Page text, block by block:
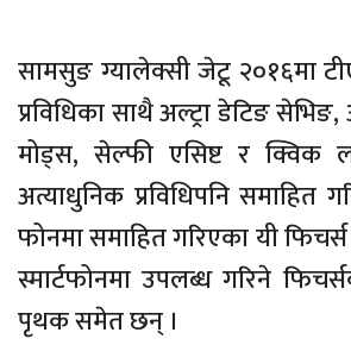
सामसुङ ग्यालेक्सी जेटू २०१६मा
प्रविधिका साथै अल्ट्रा डेटिङ
मोड्स, सेल्फी एसिष्ट र क्विक
अत्याधुनिक प्रविधिपनि समाहित
फोनमा समाहित गरिएका यी
स्मार्टफोनमा उपलब्ध गरिने
पृथक समेत छन् ।